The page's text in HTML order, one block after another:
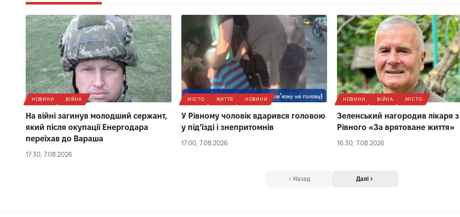
НОВИНИ ВІЙНА
На війні загинув молодший сержант,
який після окупації Енергодара
переїхав до Вараша
17:30, 7.08.2026
МІСТО ЖИТТЯ НОВИНИ
У Рівному чоловік вдарився головою
у під’їзді і знепритомнів
17:00, 7.08.2026
НОВИНИ ВІЙНА МІСТО
Зеленський нагородив лікаря з
Рівного «За врятоване життя»
16:30, 7.08.2026
Назад Далі